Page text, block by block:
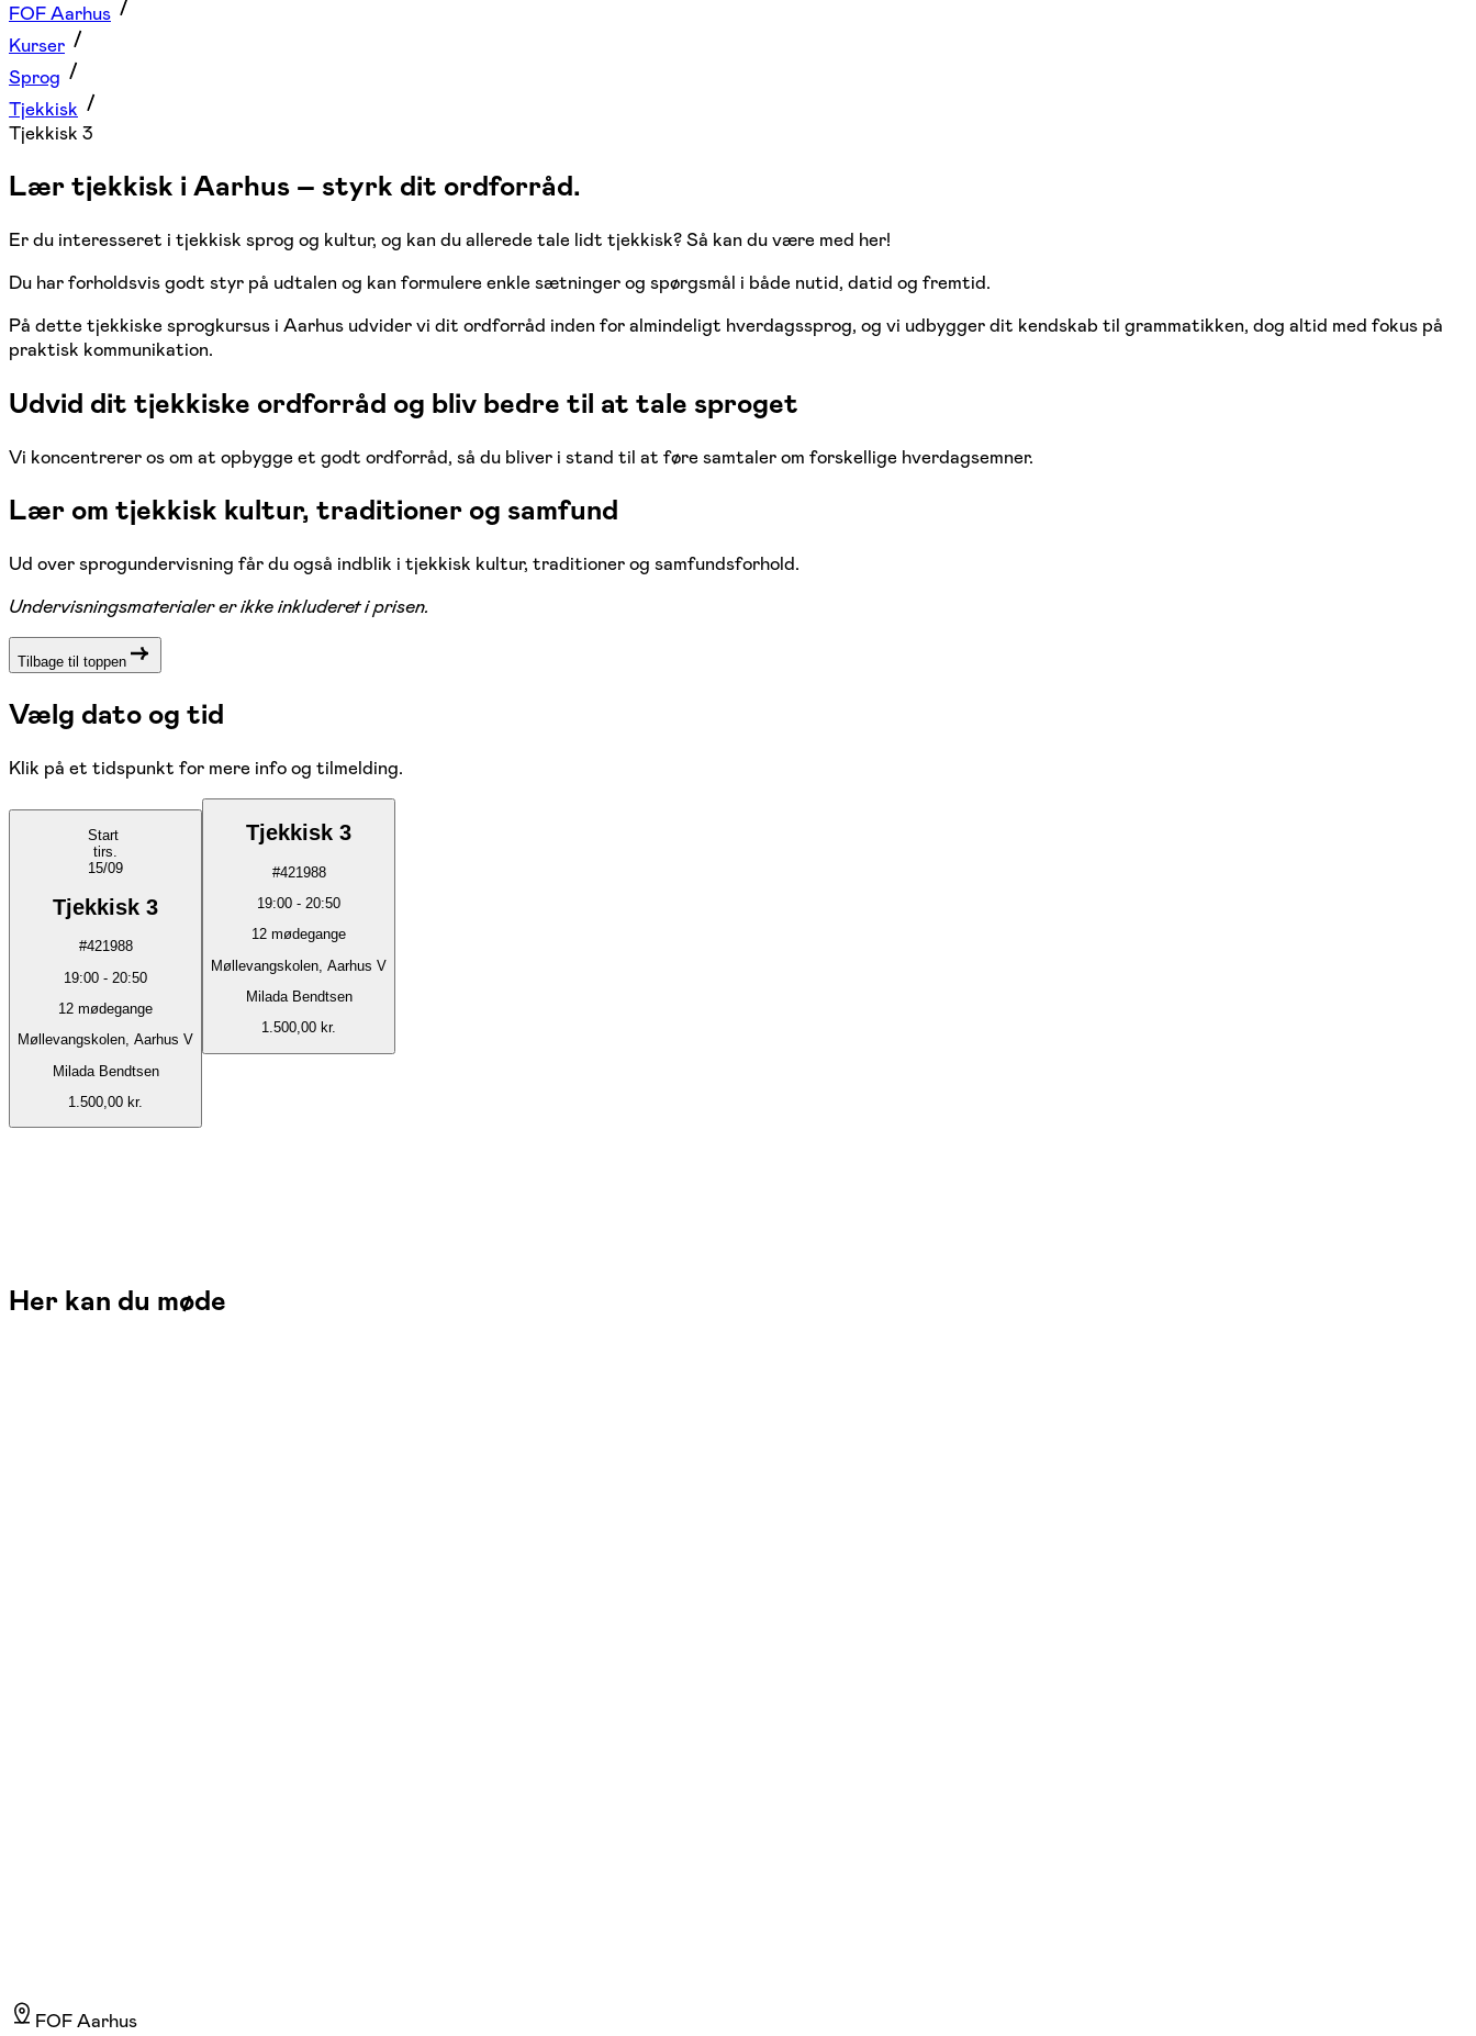
FOF Aarhus
Kurser
Sprog
Tjekkisk
Tjekkisk 3
Lær tjekkisk i Aarhus – styrk dit ordforråd.
Er du interesseret i tjekkisk sprog og kultur, og kan du allerede tale lidt tjekkisk? Så kan du være med her!
Du har forholdsvis godt styr på udtalen og kan formulere enkle sætninger og spørgsmål i både nutid, datid og fremtid.
På dette tjekkiske sprogkursus i Aarhus udvider vi dit ordforråd inden for almindeligt hverdagssprog, og vi udbygger dit kendskab til grammatikken, dog altid med fokus på
praktisk kommunikation.
Udvid dit tjekkiske ordforråd og bliv bedre til at tale sproget
Vi koncentrerer os om at opbygge et godt ordforråd, så du bliver i stand til at føre samtaler om forskellige hverdagsemner.
Lær om tjekkisk kultur, traditioner og samfund
Ud over sprogundervisning får du også indblik i tjekkisk kultur, traditioner og samfundsforhold.
Undervisningsmaterialer er ikke inkluderet i prisen.
Tilbage til toppen
Vælg dato og tid
Klik på et tidspunkt for mere info og tilmelding.
Start
tirs.
15/09
Tjekkisk 3
#421988
19:00 - 20:50
12 mødegange
Møllevangskolen, Aarhus V
Milada Bendtsen
1.500,00 kr.
Tjekkisk 3
#421988
19:00 - 20:50
12 mødegange
Møllevangskolen, Aarhus V
Milada Bendtsen
1.500,00 kr.
Her kan du møde
FOF Aarhus